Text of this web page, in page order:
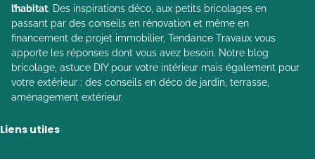
l’habitat. Des inspirations déco, aux petits bricolages en
passant par des conseils en rénovation et même en
financement de projet immobilier, Tendance Travaux vous
apporte les réponses dont vous avez besoin. Notre blog
bricolage, astuce DIY pour votre intérieur mais également pour
votre extérieur : des conseils en déco de jardin, terrasse,
aménagement extérieur.
Liens utiles